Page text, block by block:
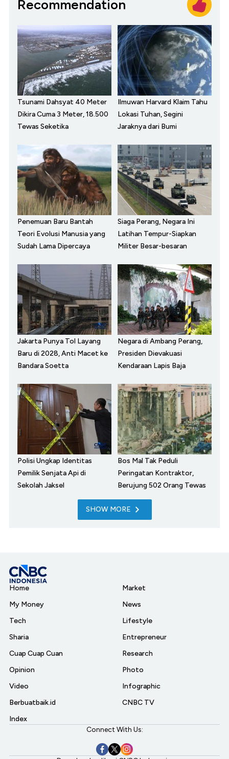
Recommendation
Tsunami Dahsyat 40 Meter
Dikira Cuma 3 Meter, 18.500
Tewas Seketika
Ilmuwan Harvard Klaim Tahu
Lokasi Tuhan, Segini
Jaraknya dari Bumi
Penemuan Baru Bantah
Teori Evolusi Manusia yang
Sudah Lama Dipercaya
Siaga Perang, Negara Ini
Latihan Tempur-Siapkan
Militer Besar-besaran
Jakarta Punya Tol Layang
Baru di 2028, Anti Macet ke
Bandara Soetta
Negara di Ambang Perang,
Presiden Dievakuasi
Kendaraan Lapis Baja
Polisi Ungkap Identitas
Pemilik Senjata Api di
Sekolah Jaksel
Bos Mal Tak Peduli
Peringatan Kontraktor,
Berujung 502 Orang Tewas
SHOW MORE
Home
My Money
Tech
Sharia
Cuap Cuap Cuan
Opinion
Video
Berbuatbaik.id
Index
Market
News
Lifestyle
Entrepreneur
Research
Photo
Infographic
CNBC TV
Connect With Us: